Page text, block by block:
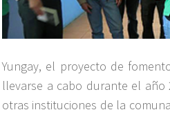
Yungay, el proyecto de
llevarse a cabo durante el año
otras instituciones de la